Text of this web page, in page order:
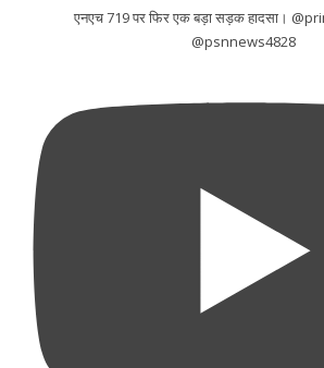
एनएच 719 पर फिर एक बड़ा सड़क हादसा।
@psnnews4828